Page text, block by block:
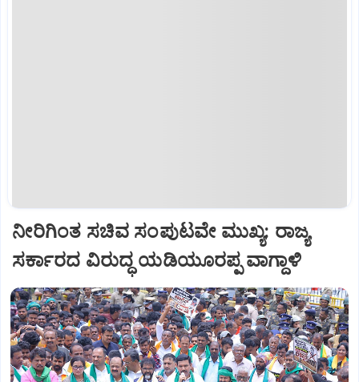
ನೀರಿಗಿಂತ ಸಚಿವ ಸಂಪುಟವೇ ಮುಖ್ಯ: ರಾಜ್ಯ
ಸರ್ಕಾರದ ವಿರುದ್ಧ ಯಡಿಯೂರಪ್ಪ ವಾಗ್ದಾಳಿ